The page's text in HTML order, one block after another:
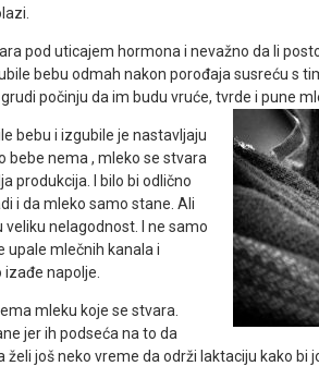
pod uticajem hormona i nevažno da li
bebu odmah nakon porođaja susreću s
počinju da im budu vruće, tvrde i pune
bebu i izgubile je nastavljaju
bebe nema , mleko se stvara
produkcija. I bilo bi odlično
i da mleko samo stane. Ali
nelagodnost. I ne samo
upale mlečnih kanala i
napolje.
mleku koje se stvara.
jer ih podseća na to da
još neko vreme da održi laktaciju kako bi